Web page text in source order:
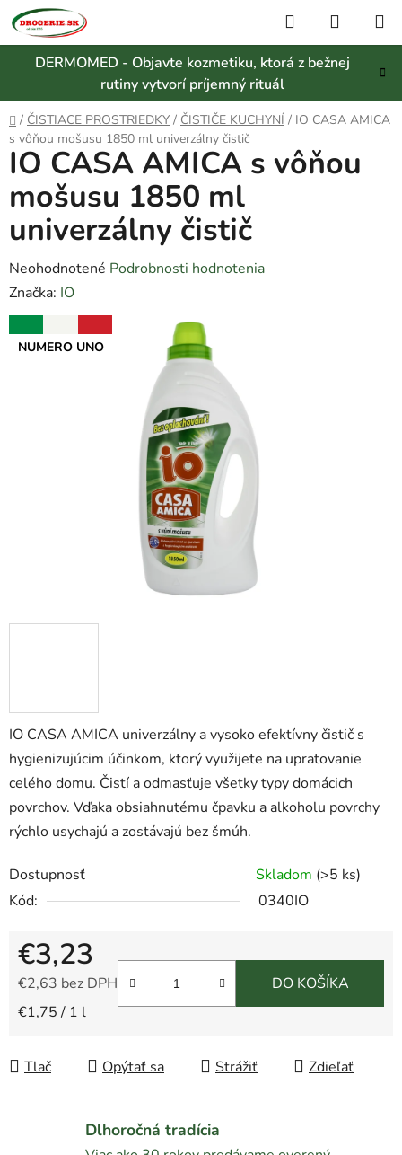
Prejsť
na
obsah
DERMOMED - Objavte kozmetiku, ktorá z bežnej
rutiny vytvorí príjemný rituál
Hľadať
KOŠÍK
Domov
/ ČISTIACE PROSTRIEDKY / ČISTIČE KUCHYNÍ / IO CASA AMICA
s vôňou mošusu 1850 ml univerzálny čistič
IO CASA AMICA univerzálny a vysoko efektívny čistič s
hygienizujúcim účinkom, ktorý využijete na upratovanie
celého domu. Čistí a odmasťuje všetky typy domácich
povrchov. Vďaka obsiahnutému čpavku a alkoholu povrchy
rýchlo usychajú a zostávajú bez šmúh.
Dostupnosť Skladom (>5 ks)
Kód:
0340IO
€3,23
€2,63 bez DPH
Jednotková cena:
€1,75 / 1 l
DO KOŠÍKA
Tlač Opýtať sa Strážiť Zdieľať
IO CASA AMICA s vôňou
mošusu 1850 ml
univerzálny čistič
Priemerné
hodnotenie
produktu
je
Neohodnotené Podrobnosti hodnotenia
Značka: IO
NUMERO UNO
Dlhoročná tradícia